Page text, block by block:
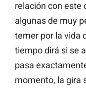
relación con este
algunas de muy
temer por la vida
tiempo dirá si se
pasa
momento, la gira